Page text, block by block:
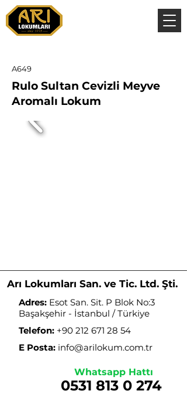
A649
Rulo Sultan Cevizli Meyve
Aromalı Lokum
Arı Lokumları San. ve Tic. Ltd. Şti.
Adres: Esot San. Sit. P Blok No:3
Başakşehir - İstanbul / Türkiye
Telefon: +90 212 671 28 54
E Posta: info@arilokum.com.tr
Whatsapp Hattı
0531 813 0 274